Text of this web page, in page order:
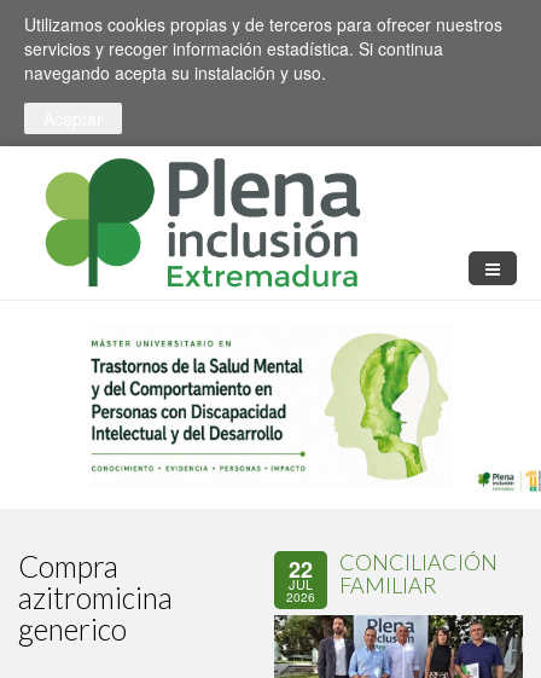
Pasar al contenido principal
Toggle high contrast
Utilizamos cookies propias y de terceros para ofrecer nuestros
servicios y recoger información estadística. Si continua
navegando acepta su instalación y uso.
Compra
azitromicina
generico
22
JUL
2026
CONCILIACIÓN
FAMILIAR